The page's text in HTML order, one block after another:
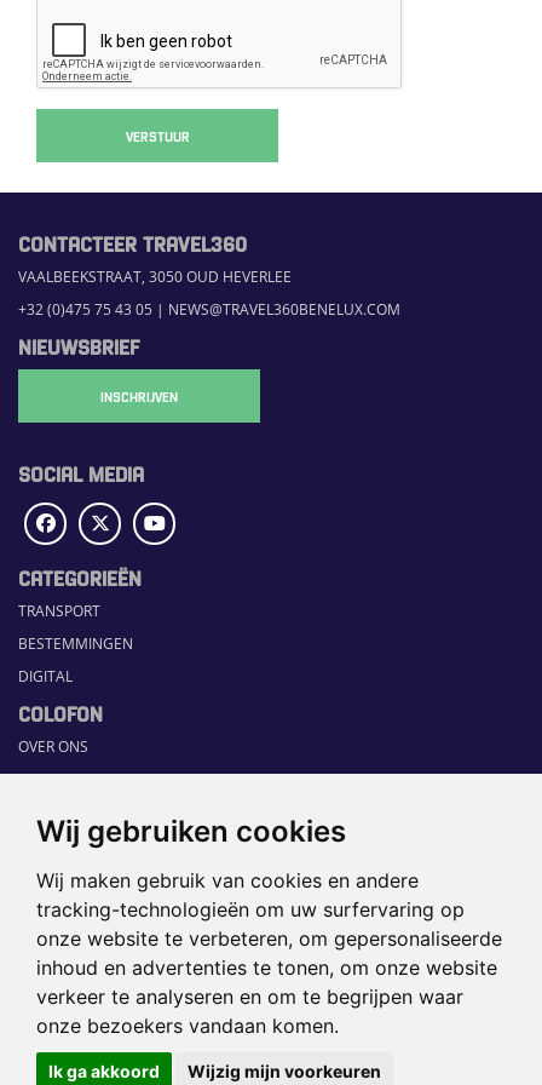
Wij gebruiken cookies
Wij maken gebruik van cookies en andere
tracking-technologieën om uw surfervaring op
onze website te verbeteren, om gepersonaliseerde
inhoud en advertenties te tonen, om onze website
verkeer te analyseren en om te begrijpen waar
onze bezoekers vandaan komen.
Ik ga akkoord Wijzig mijn voorkeuren
VERSTUUR
CONTACTEER TRAVEL360
VAALBEEKSTRAAT, 3050 OUD HEVERLEE
+32 (0)475 75 43 05 | NEWS@TRAVEL360BENELUX.COM
NIEUWSBRIEF
INSCHRIJVEN
SOCIAL MEDIA
CATEGORIEËN
TRANSPORT
BESTEMMINGEN
DIGITAL
COLOFON
OVER ONS
COMMUNICATION PLATFORM
RUBRIEKEN
HOME
SECTORGIDS
JOBS
HAPPENING
©2026 TRAVEL360° |SITEMAP
DISCLAIMER|PRIVACYBELEID|